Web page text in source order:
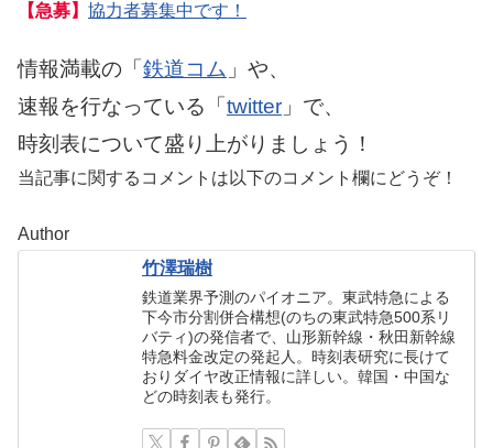
【急募】 協力者募集中です！
情報満載の「 鉄道コム 」や、
速報を行なっている「 twitter 」で、
時刻表について盛り上がりましょう！
当記事に関するコメントは以下のコメント欄にどうぞ！
Author
竹澤瑞樹
鉄道業界予測のパイオニア。東武特急による
下今市分割併合構想(のちの東武特急500系リ
バティ)の発信者で、山形新幹線・秋田新幹線
特急料金改定の発起人。時刻表研究に長けて
おりダイヤ改正情報に詳しい。韓国・中国な
どの時刻表も発行。